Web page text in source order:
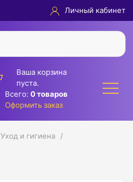
Личный кабинет
Ваша корзина
пуста.
Всего: 0 товаров
Оформить заказ
Уход и гигиена